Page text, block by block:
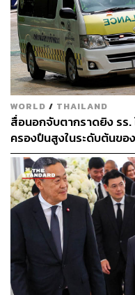
อ้างอิง:
https://
m-thaksin-
been-dismissed-
https://
sin-shinawatra-
wyer-says
https://
ars-thailands-ex-
sult-case
https://
haksin-verdict-
https://
-majeste-thaksin-
TAGS: สื่อต่างประเทศ ทั
พ.ร.บ.คอมพิวเตอร์
WORLD / THAILAND
สื่อนอกจับตากราดยิง รร
ครองปืนสูงในระดับต้นขอ